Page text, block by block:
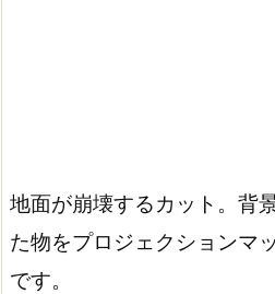
地面が崩壊するカット。背
た物をプロジェクションマ
です。